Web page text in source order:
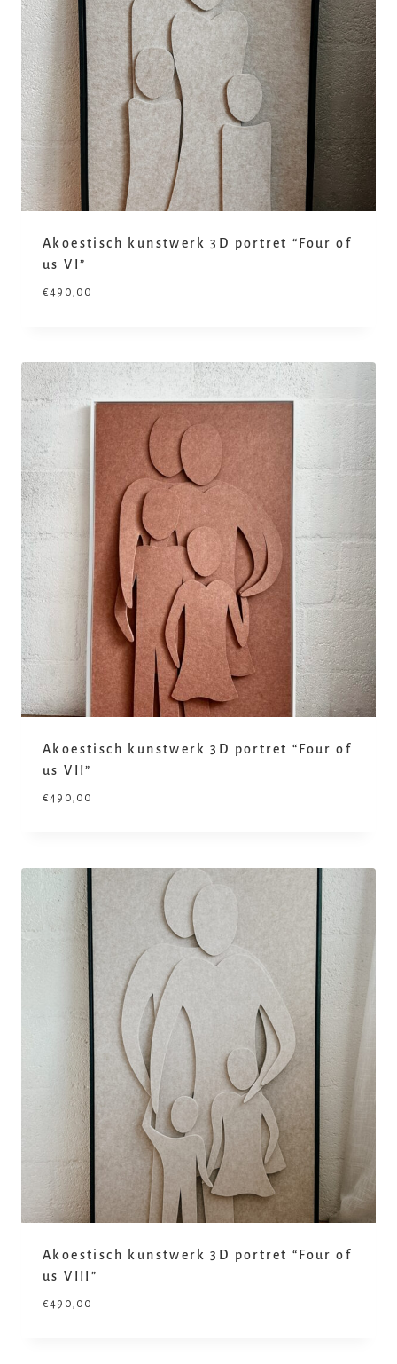
Akoestisch kunstwerk 3D portret “Four of
us VI”
€490,00
Akoestisch kunstwerk 3D portret “Four of
us VII”
€490,00
Akoestisch kunstwerk 3D portret “Four of
us VIII”
€490,00